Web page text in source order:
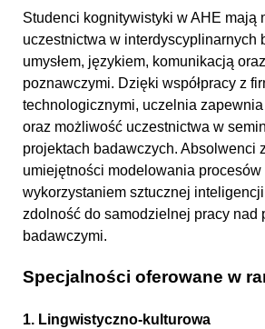
Studenci kognitywistyki w AHE mają
uczestnictwa w interdyscyplinarnych
umysłem, językiem, komunikacją
poznawczymi. Dzięki współpracy z
technologicznymi, uczelnia
oraz możliwość uczestnictwa w
projektach badawczych. Absolwenci
umiejętności modelowania
wykorzystaniem sztucznej
zdolność do samodzielnej pracy nad
badawczymi.
Specjalności oferowane w
1. Lingwistyczno-kulturowa